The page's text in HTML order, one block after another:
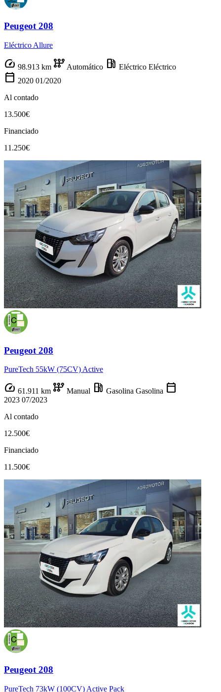
Peugeot 208
Eléctrico Allure
speed 98.913 km auto_transmission Automático local_gas_station Eléctrico Eléctrico
calendar_today 2020 01/2020
Al contado
13.500€
Financiado
11.250€
Peugeot 208
PureTech 55kW (75CV) Active
speed 61.911 km auto_transmission Manual local_gas_station Gasolina Gasolina calendar_today
2023 07/2023
Al contado
12.500€
Financiado
11.500€
Peugeot 208
PureTech 73kW (100CV) Active Pack